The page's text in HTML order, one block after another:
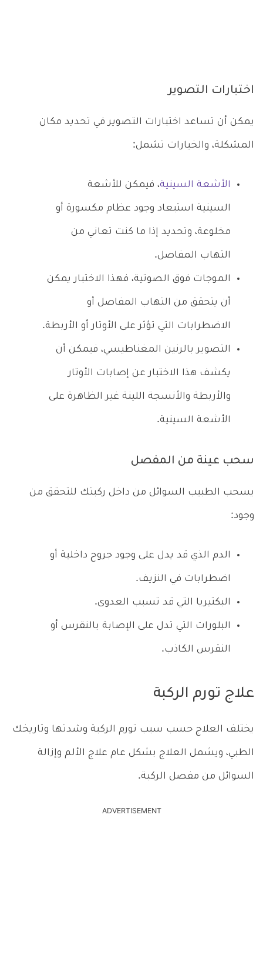
اختبارات التصوير
يمكن أن تساعد اختبارات التصوير في تحديد مكان
المشكلة، والخيارات تشمل:
الأشعة السينية، فيمكن للأشعة
السينية استبعاد وجود عظام مكسورة أو
مخلوعة، وتحديد إذا ما كنت تعاني من
التهاب المفاصل.
الموجات فوق الصوتية، فهذا الاختبار يمكن
أن يتحقق من التهاب المفاصل أو
الاضطرابات التي تؤثر على الأوتار أو الأربطة.
التصوير بالرنين المغناطيسي، فيمكن أن
يكشف هذا الاختبار عن إصابات الأوتار
والأربطة والأنسجة اللينة غير الظاهرة على
الأشعة السينية.
سحب عينة من المفصل
يسحب الطبيب السوائل من داخل ركبتك للتحقق من
وجود:
الدم الذي قد يدل على وجود جروح داخلية أو
اضطرابات في النزيف.
البكتيريا التي قد تسبب العدوى.
البلورات التي تدل على الإصابة بالنقرس أو
النقرس الكاذب.
علاج تورم الركبة
يختلف العلاج حسب سبب تورم الركبة وشدتها وتاريخك
الطبي، ويشمل العلاج بشكل عام علاج الألم وإزالة
السوائل من مفصل الركبة.
ADVERTISEMENT